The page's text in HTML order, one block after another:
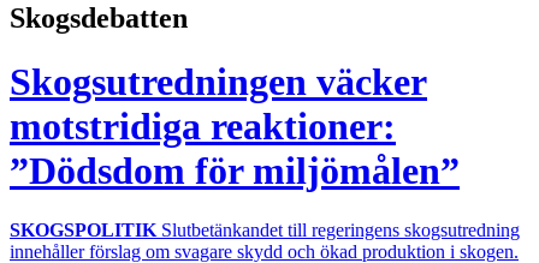
Skogsdebatten
Skogsutredningen väcker
motstridiga reaktioner:
”Dödsdom för miljömålen”
SKOGSPOLITIK Slutbetänkandet till regeringens skogsutredning
innehåller förslag om svagare skydd och ökad produktion i skogen.